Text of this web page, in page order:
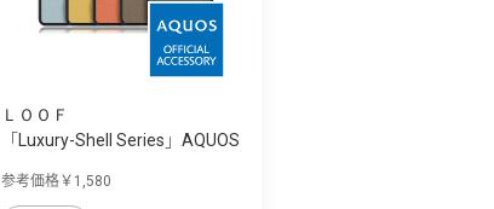
ＬＯＯＦ
「Luxury-Shell Series」AQUOS
参考価格￥1,580